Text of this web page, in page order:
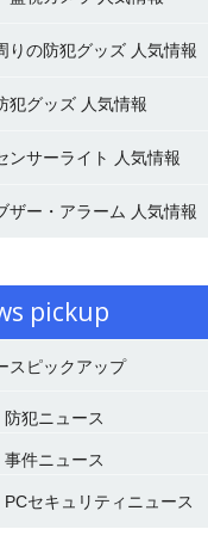
りの防犯グッズ 人気情報
犯グッズ 人気情報
ンサーライト 人気情報
ザー・アラーム 人気情報
pickup
スピックアップ
防犯ニュース
事件ニュース
PCセキュリティニュース